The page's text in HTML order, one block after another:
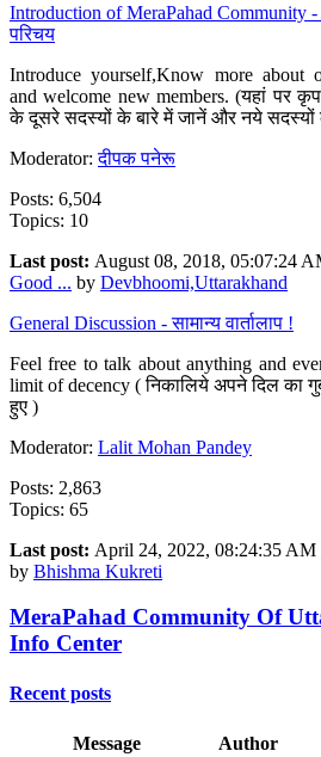
Introduction of MeraPahad Community -
परिचय
Introduce yourself,Know more about
and welcome new members. (यहां पर
के दूसरे सदस्यों के बारे में जानें और नये सदस्यों
Moderator:दीपक पनेरू
Posts: 6,504
Topics: 10
Last post: August 08, 2018, 05:07:24
Good ... by Devbhoomi,Uttarakhand
General Discussion - सामान्य वार्तालाप !
Feel free to talk about anything and
limit of decency ( निकालिये अपने दिल का
हुए )
Moderator: Lalit Mohan Pandey
Posts: 2,863
Topics: 65
Last post: April 24, 2022, 08:24:35 AM
by Bhishma Kukreti
MeraPahad Community Of
Info Center
Recent posts
Message Author